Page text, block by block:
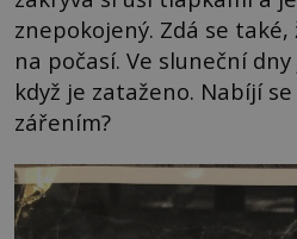
znepokojený. Zdá se
na počasí. Ve sluneční
když je zataženo. Nabíjí
zářením?